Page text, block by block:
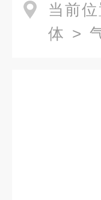
当前位
体 >